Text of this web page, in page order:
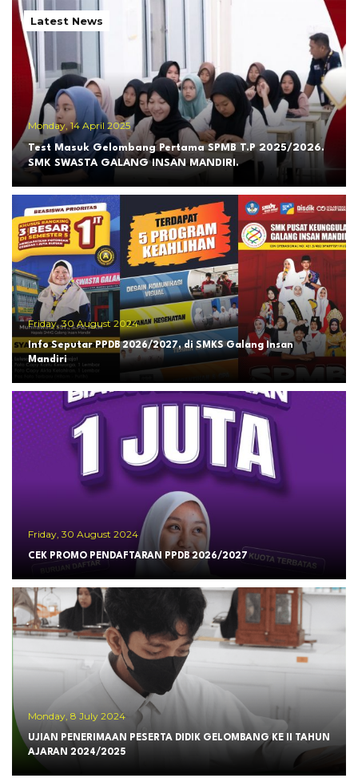
Latest News
Monday, 14 April 2025
Test Masuk Gelombang Pertama SPMB T.P 2025/2026.
SMK SWASTA GALANG INSAN MANDIRI.
Friday, 30 August 2024
Info Seputar PPDB 2026/2027, di SMKS Galang Insan
Mandiri
Friday, 30 August 2024
CEK PROMO PENDAFTARAN PPDB 2026/2027
Monday, 8 July 2024
UJIAN PENERIMAAN PESERTA DIDIK GELOMBANG KE II TAHUN
AJARAN 2024/2025